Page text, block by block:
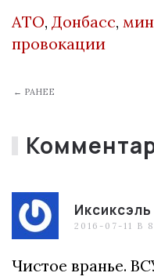
АТО, Донбасс,
провокации
← РАНЕЕ
Иксиксэль
2016-07-11 В
Чистое вранье.